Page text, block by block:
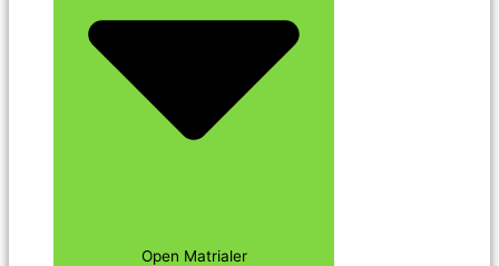
Open Matrialer